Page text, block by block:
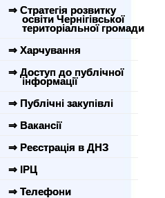
⇒ Стратегія розвитку
освіти Чернігівської
територіальної громади
⇒ Харчування
⇒ Доступ до публічної
інформації
⇒ Публічні закупівлі
⇒ Вакансії
⇒ Реєстрація в ДНЗ
⇒ ІРЦ
⇒ Телефони